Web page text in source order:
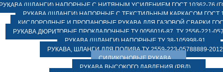
(ШЛАНГИ) НАПОРНЫЕ С НИТЯНЫМ УСИЛЕНИЕМ ГОСТ 10362-76
РУКАВА (ШЛАНГИ) НАПОРНЫЕ С ТЕКСТИЛЬНЫМ КАРКАСОМ ГОСТ
КИСЛОРОДНЫЕ И ПРОПАНОВЫЕ РУКАВА ДЛЯ ГАЗОВОЙ СВАРКИ
РУКАВА ДЮРИТОВЫЕ ПРОКЛАДОЧНЫЕ ТУ 0056016-87, ТУ 2556-221-
РУКАВА (ШЛАНГИ) НАПОРНЫЕ ТУ 38-105998-91
РУКАВА, ШЛАНГИ ДЛЯ ПОЛИВА ТУ 2559-223-05788889-2012
СИЛИКОНОВЫЕ РУКАВА
РУКАВА ВЫСОКОГО ДАВЛЕНИЯ (РВД)